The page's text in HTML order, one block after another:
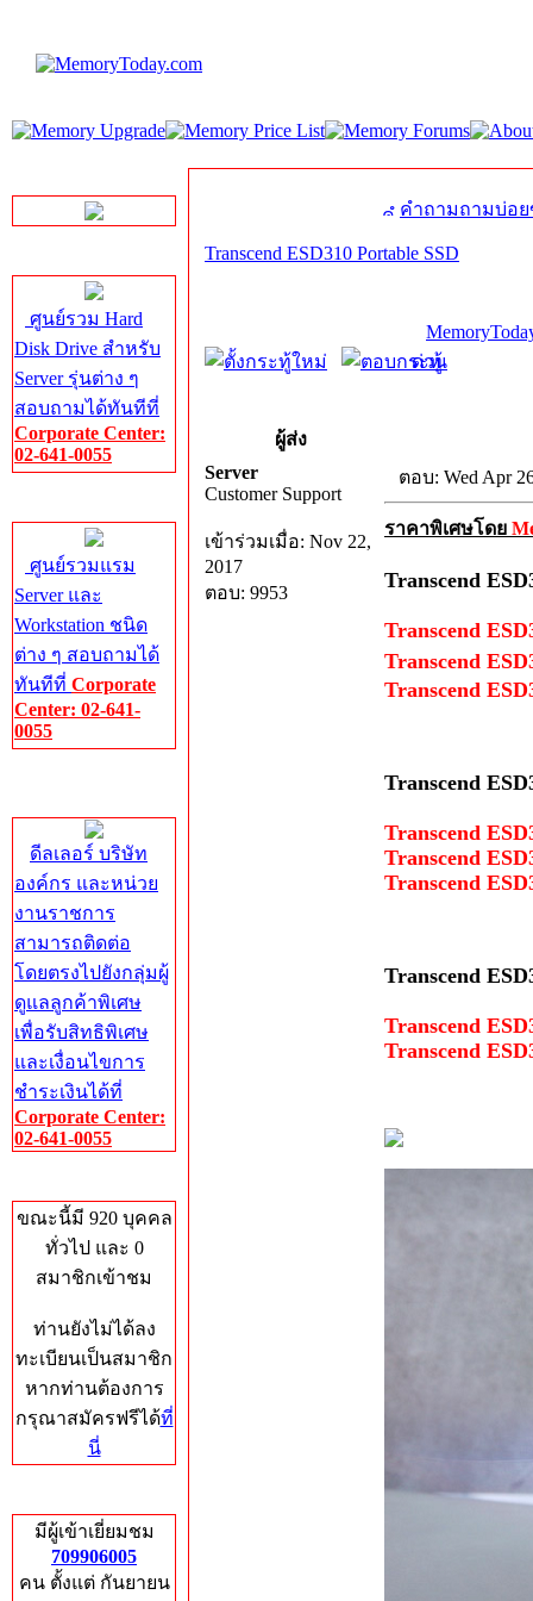
ศูนย์รวม Hard
Disk Drive สำหรับ
Server รุ่นต่าง ๆ
สอบถามได้ทันทีที่
Corporate Center:
02-641-0055
ศูนย์รวมแรม
Server และ
Workstation ชนิด
ต่าง ๆ สอบถามได้
ทันทีที่ Corporate
Center: 02-641-
0055
ดีลเลอร์ บริษัท
องค์กร และหน่วย
งานราชการ
สามารถติดต่อ
โดยตรงไปยังกลุ่มผู้
ดูแลลูกค้าพิเศษ
เพื่อรับสิทธิพิเศษ
และเงื่อนไขการ
ชำระเงินได้ที่
Corporate Center:
02-641-0055
ขณะนี้มี 920 บุคคล
ทั่วไป และ 0
สมาชิกเข้าชม
ท่านยังไม่ได้ลง
ทะเบียนเป็นสมาชิก
หากท่านต้องการ
กรุณาสมัครฟรีได้ที่
นี่
มีผู้เข้าเยี่ยมชม
709906005
คน ตั้งแต่ กันยายน
คำถามถามบ่อ
Transcend ESD310 Portable SSD
ด่วน
ผู้ส่ง
Server
Customer Support
เข้าร่วมเมื่อ: Nov 22,
2017
ตอบ: 9953
ตอบ: Wed Apr
ราคาพิเศษโดย
Transcend
Transcend
Transcend
Transcend
Transcend
Transcend
Transcend
Transcend
Transcend
Transcend
Transcend